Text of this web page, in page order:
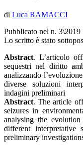
di Luca RAMACCI
Pubblicato nel n. 3\2019
Lo scritto è stato
Abstract. L’articolo
sequestri nel diritto
analizzando
diverse soluzioni
indagini preliminari
Abstract. The article
seizures in
analysing the
different interpretative
preliminary